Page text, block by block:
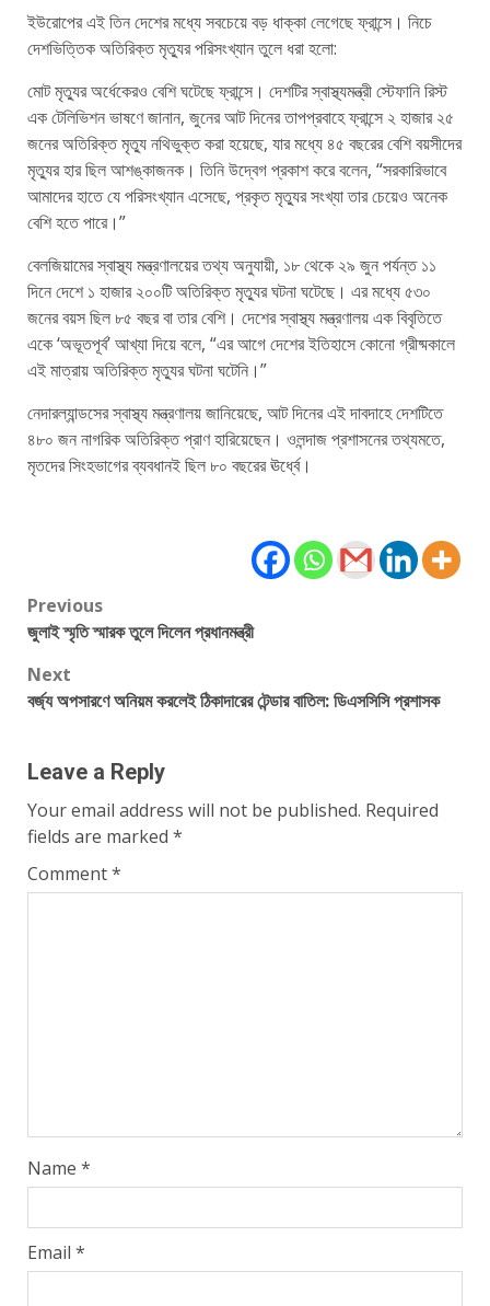
ইউরোপের এই তিন দেশের মধ্যে সবচেয়ে বড় ধাক্কা লেগেছে ফ্রান্সে। নিচে
দেশভিত্তিক অতিরিক্ত মৃত্যুর পরিসংখ্যান তুলে ধরা হলো:
মোট মৃত্যুর অর্ধেকেরও বেশি ঘটেছে ফ্রান্সে। দেশটির স্বাস্থ্যমন্ত্রী স্টেফানি রিস্ট
এক টেলিভিশন ভাষণে জানান, জুনের আট দিনের তাপপ্রবাহে ফ্রান্সে ২ হাজার ২৫
জনের অতিরিক্ত মৃত্যু নথিভুক্ত করা হয়েছে, যার মধ্যে ৪৫ বছরের বেশি বয়সীদের
মৃত্যুর হার ছিল আশঙ্কাজনক। তিনি উদ্বেগ প্রকাশ করে বলেন, “সরকারিভাবে
আমাদের হাতে যে পরিসংখ্যান এসেছে, প্রকৃত মৃত্যুর সংখ্যা তার চেয়েও অনেক
বেশি হতে পারে।”
বেলজিয়ামের স্বাস্থ্য মন্ত্রণালয়ের তথ্য অনুযায়ী, ১৮ থেকে ২৯ জুন পর্যন্ত ১১
দিনে দেশে ১ হাজার ২০০টি অতিরিক্ত মৃত্যুর ঘটনা ঘটেছে। এর মধ্যে ৫৩০
জনের বয়স ছিল ৮৫ বছর বা তার বেশি। দেশের স্বাস্থ্য মন্ত্রণালয় এক বিবৃতিতে
একে ‘অভূতপূর্ব’ আখ্যা দিয়ে বলে, “এর আগে দেশের ইতিহাসে কোনো গ্রীষ্মকালে
এই মাত্রায় অতিরিক্ত মৃত্যুর ঘটনা ঘটেনি।”
নেদারল্যান্ডসের স্বাস্থ্য মন্ত্রণালয় জানিয়েছে, আট দিনের এই দাবদাহে দেশটিতে
৪৮০ জন নাগরিক অতিরিক্ত প্রাণ হারিয়েছেন। ওলন্দাজ প্রশাসনের তথ্যমতে,
মৃতদের সিংহভাগের ব্যবধানই ছিল ৮০ বছরের ঊর্ধ্বে।
Post
navigation
Previous
জুলাই স্মৃতি স্মারক তুলে দিলেন প্রধানমন্ত্রী
Next
বর্জ্য অপসারণে অনিয়ম করলেই ঠিকাদারের টেন্ডার বাতিল: ডিএসসিসি প্রশাসক
Leave a Reply
Your email address will not be published. Required
fields are marked *
Comment*
Name *
Email *